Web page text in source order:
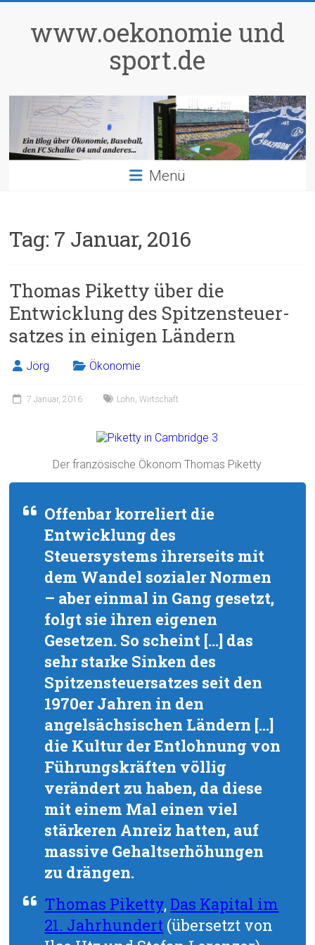
springenwww.oekonomie und
sport.de
Menü
Tag: 7 Januar, 2016
Thomas Piketty über die
Entwicklung des Spitzensteuer-
satzes in einigen Ländern
Jörg Ökonomie
7 Januar, 2016 Lohn,Wirtschaft
Der französische Ökonom Thomas Piketty
Offenbar korreliert die
Entwicklung des
Steuersystems ihrerseits mit
dem Wandel sozialer Normen
– aber einmal in Gang gesetzt,
folgt sie ihren eigenen
Gesetzen. So scheint […] das
sehr starke Sinken des
Spitzensteuersatzes seit den
1970er Jahren in den
angelsächsischen Ländern […]
die Kultur der Entlohnung von
Führungskräften völlig
verändert zu haben, da diese
mit einem Mal einen viel
stärkeren Anreiz hatten, auf
massive Gehaltserhöhungen
zu drängen.
Thomas Piketty,Das Kapital im
21. Jahrhundert (übersetzt von